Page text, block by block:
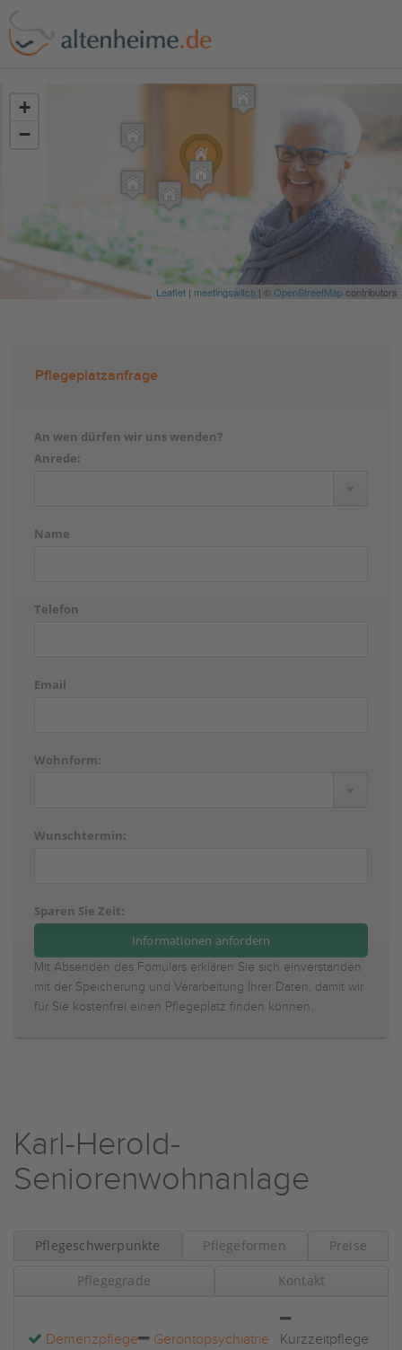
+
−
Leaflet | meetingswitch | ©OpenStreetMapcontributors
Pflegeplatzanfrage
An wen dürfen wir uns wenden?
Anrede:
Name
Telefon
Email
Wohnform:
Wunschtermin:
Sparen Sie Zeit:
Mit Absenden des Fomulars erklären Sie sich einverstanden
mit der Speicherung und Verarbeitung Ihrer Daten, damit wir
für Sie kostenfrei einen Pflegeplatz finden können.
Karl-Herold-
Seniorenwohnanlage
Pflegeschwerpunkte Pflegeformen Preise
Pflegegrade Kontakt
Demenzpflege Gerontopsychiatrie
Kurzzeitpflege